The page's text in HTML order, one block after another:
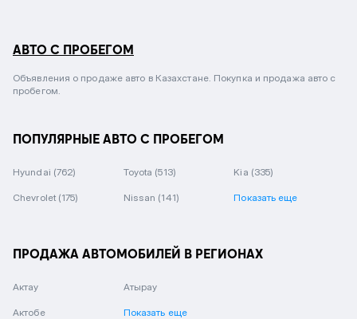
АВТО С ПРОБЕГОМ
Объявления о продаже авто в Казахстане. Покупка и продажа авто с
пробегом.
ПОПУЛЯРНЫЕ АВТО С ПРОБЕГОМ
Hyundai (762) Toyota (513) Kia (335)
Chevrolet (175) Nissan (141) Показать еще
ПРОДАЖА АВТОМОБИЛЕЙ В РЕГИОНАХ
Актау
Актобе
Атырау
Показать еще